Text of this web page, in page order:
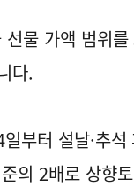
물 가액 범위
다.
부터 설날·추
의 2배로 상향